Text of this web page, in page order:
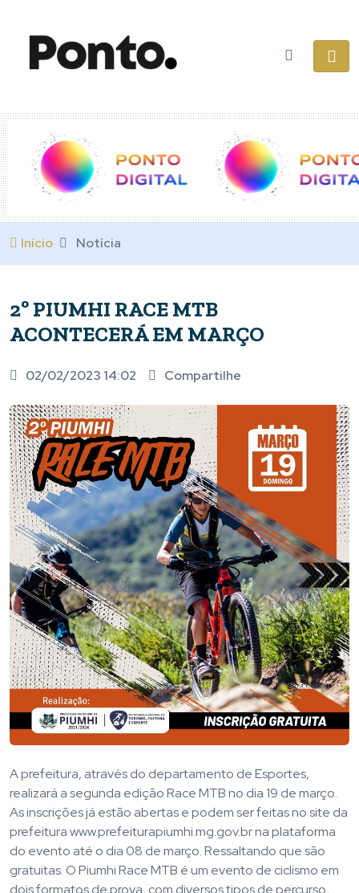
Início Notícia
2º PIUMHI RACE MTB
ACONTECERÁ EM MARÇO
02/02/2023 14:02 Compartilhe
A prefeitura, através do departamento de Esportes,
realizará a segunda edição Race MTB no dia 19 de março.
As inscrições já estão abertas e podem ser feitas no site da
prefeitura www.prefeiturapiumhi.mg.gov.br na plataforma
do evento até o dia 08 de março. Ressaltando que são
gratuitas. O Piumhi Race MTB é um evento de ciclismo em
dois formatos de prova, com diversos tipos de percurso,